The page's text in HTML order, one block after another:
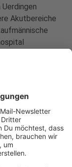
Akutbereiche
in